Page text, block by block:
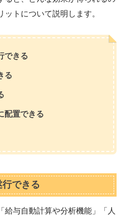
トについて説明します。
できる
る
配置できる
できる
給与自動計算や分析機能」「人